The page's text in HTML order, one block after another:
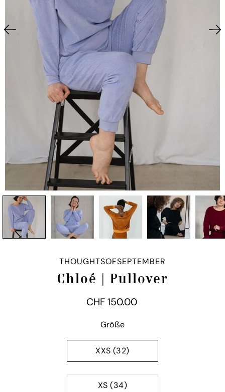
THOUGHTSOFSEPTEMBER
Chloé | Pullover
CHF 150.00
Größe
XXS (32)
XS (34)
Variante auswählen